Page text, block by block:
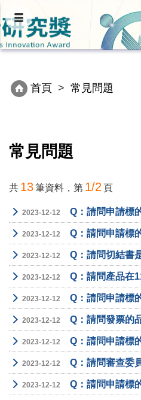
到
主
要
Toggle
navigation
首頁 常見問題
常見問題
共 13筆資料，第 1/2 頁
2023-12-12 Q：請問申請標
2023-12-12 Q：請問申請標的的專利
2023-12-12 Q：請問切結書是每一
2023-12-12 Q：請問產品在112年完成領
2023-12-12 Q：請問申請標的曾
2023-12-12 Q：請問發票的
2023-12-12 Q：請問申請標的的研發製造及銷
2023-12-12 Q：請問審查委員於實
2023-12-12 Q：請問申請標的一定要有專